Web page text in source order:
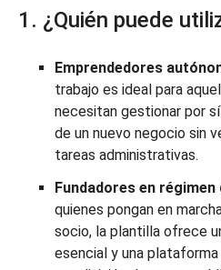
1. ¿Quién puede
Emprendedores
trabajo es ideal para
necesitan gestionar por
de un nuevo negocio sin
tareas administrativas.
Fundadores en
quienes pongan en
socio, la plantilla ofrece
esencial y una